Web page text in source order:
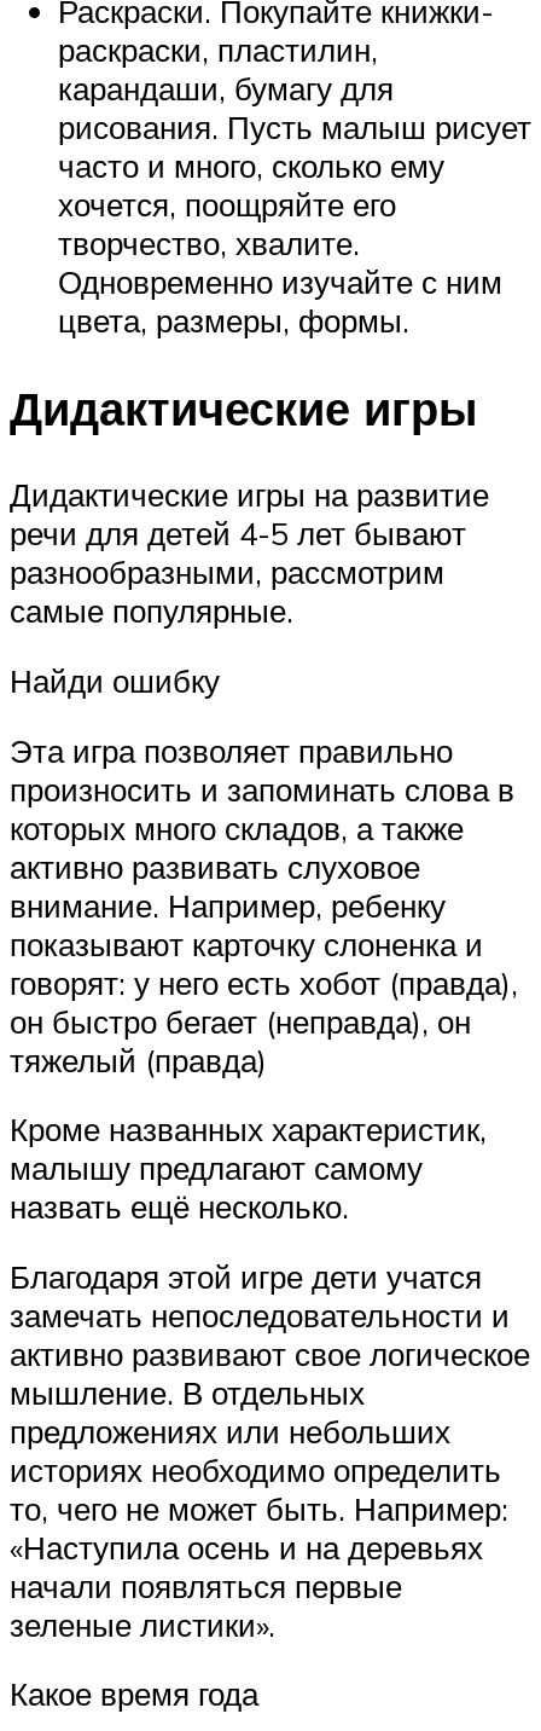
Раскраски. Покупайте книжки-
раскраски, пластилин,
карандаши, бумагу для
рисования. Пусть малыш рисует
часто и много, сколько ему
хочется, поощряйте его
творчество, хвалите.
Одновременно изучайте с ним
цвета, размеры, формы.
Дидактические игры
Дидактические игры на развитие
речи для детей 4-5 лет бывают
разнообразными, рассмотрим
самые популярные.
Найди ошибку
Эта игра позволяет правильно
произносить и запоминать слова в
которых много складов, а также
активно развивать слуховое
внимание. Например, ребенку
показывают карточку слоненка и
говорят: у него есть хобот (правда),
он быстро бегает (неправда), он
тяжелый (правда)
Кроме названных характеристик,
малышу предлагают самому
назвать ещё несколько.
Благодаря этой игре дети учатся
замечать непоследовательности и
активно развивают свое логическое
мышление. В отдельных
предложениях или небольших
историях необходимо определить
то, чего не может быть. Например:
«Наступила осень и на деревьях
начали появляться первые
зеленые листики».
Какое время года